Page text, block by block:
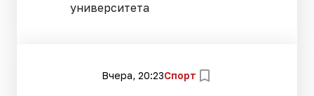
университета
Вчера, 20:23Спорт